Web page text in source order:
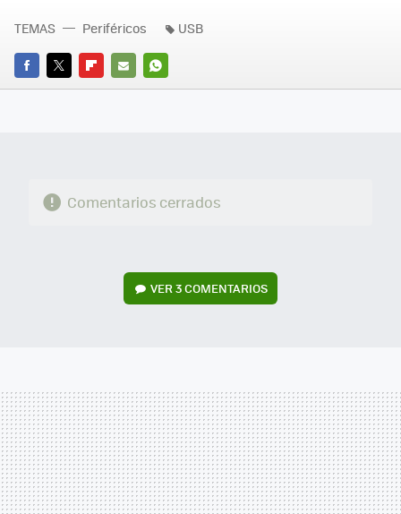
FACEBOOK
TWITTERFLIPBOARD
E-
WHATSAPP
TEMAS Periféricos USB
Comentarios cerrados
VER3 COMENTARIOS